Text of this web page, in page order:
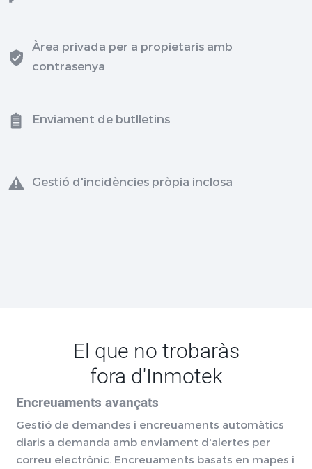
Àrea privada per a propietaris amb
contrasenya
Enviament de butlletins
Gestió d'incidències pròpia inclosa
El que no trobaràs
fora d'Inmotek
Encreuaments avançats
Gestió de demandes i encreuaments automàtics
diaris a demanda amb enviament d'alertes per
correu electrònic. Encreuaments basats en mapes i